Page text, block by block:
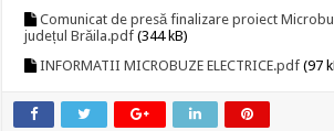
Comunicat de presă finalizare proiect
județul Brăila.pdf (344 kB)
INFORMATII MICROBUZE ELECTRICE.pdf (97